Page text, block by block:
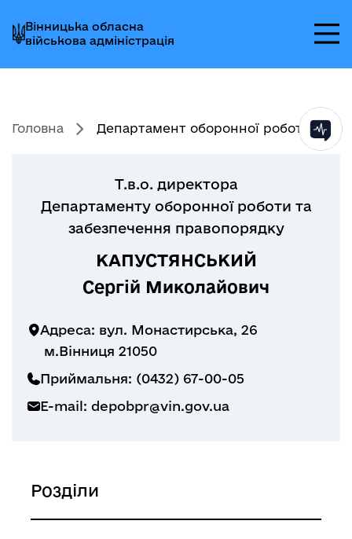
до
головного
меню
до
головного
вмісту
до
головного
колонтитула
Вінницька обласна
військова адміністрація
Головна Департамент оборонної робот...
Т.в.о. директора
Департаменту оборонної роботи та
забезпечення правопорядку
КАПУСТЯНСЬКИЙ
Сергій Миколайович
Адреса: вул. Монастирська, 26
м.Вінниця 21050
Приймальня: (0432) 67-00-05
E-mail: depobpr@vin.gov.ua
Розділи